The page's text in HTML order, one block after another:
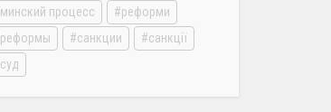
минский процесс
реформи
реформы
санкции
санкції
суд